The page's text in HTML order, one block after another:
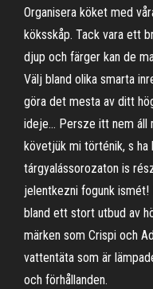
Organisera köket med
köksskåp. Tack vara ett
djup och färger kan de
Välj bland olika smarta
göra det mesta av ditt
ideje… Persze itt nem áll
követjük mi történik, s
tárgyalássorozaton is
jelentkezni fogunk ismét!
bland ett stort utbud av
märken som Crispi och
vattentäta som är
och förhållanden.